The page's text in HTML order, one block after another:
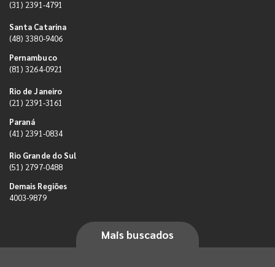
(31) 2391-4791
Santa Catarina
(48) 3380-9406
Pernambuco
(81) 3264-0921
Rio de Janeiro
(21) 2391-3161
Paraná
(41) 2391-0834
Rio Grande do Sul
(51) 2797-0488
Demais Regiões
4003-9879
Mais buscados